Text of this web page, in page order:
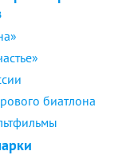
биатлона